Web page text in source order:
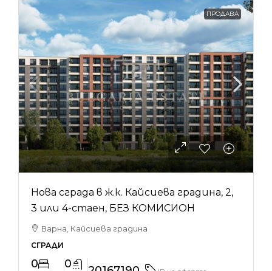
ПРОДАВА
Нова сграда в ж.к. Кайсиева градина, 2,
3 или 4-стаен, БЕЗ КОМИСИОН
Варна, Кайсиева градина
СГРАДИ
0 0